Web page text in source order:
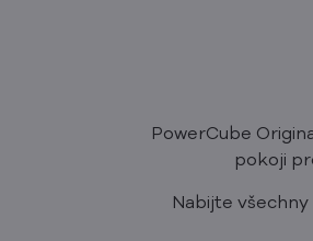
PowerCube
pokoji
Nabijte